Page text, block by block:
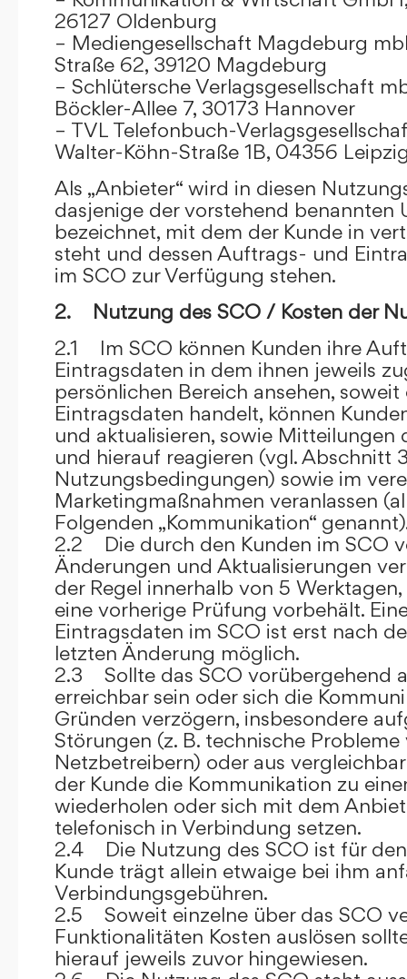
26127 Oldenburg
– Mediengesellschaft Magdeburg
Straße 62, 39120 Magdeburg
– Schlütersche Verlagsgesellschaft
Böckler-Allee 7, 30173 Hannover
– TVL Telefonbuch-
Walter-Köhn-Straße 1B, 04356
Als „Anbieter“ wird in diesen
dasjenige der vorstehend benannten
bezeichnet, mit dem der Kunde in
steht und dessen Auftrags- und
im SCO zur Verfügung stehen.
2. Nutzung des SCO / Kosten der
2.1 Im SCO können Kunden ihre
Eintragsdaten in dem ihnen jeweils
persönlichen Bereich ansehen,
Eintragsdaten handelt, können
und aktualisieren, sowie Mitteilungen
und hierauf reagieren (vgl. Abschnitt
Nutzungsbedingungen) sowie im
Marketingmaßnahmen veranlassen
Folgenden „Kommunikation“
2.2 Die durch den Kunden im SCO
Änderungen und Aktualisierungen
der Regel innerhalb von 5
eine vorherige Prüfung vorbehält.
Eintragsdaten im SCO ist erst nach
letzten Änderung möglich.
2.3 Sollte das SCO vorübergehend
erreichbar sein oder sich die
Gründen verzögern, insbesondere
Störungen (z. B. technische
Netzbetreibern) oder aus
der Kunde die Kommunikation zu
wiederholen oder sich mit dem
telefonisch in Verbindung setzen.
2.4 Die Nutzung des SCO ist für den
Kunde trägt allein etwaige bei ihm
Verbindungsgebühren.
2.5 Soweit einzelne über das SCO
Funktionalitäten Kosten auslösen
hierauf jeweils zuvor hingewiesen.